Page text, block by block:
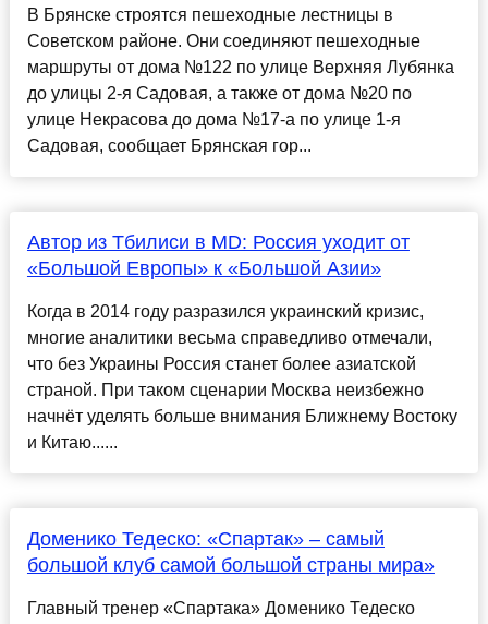
В Брянске строятся пешеходные лестницы в
Советском районе. Они соединяют пешеходные
маршруты от дома №122 по улице Верхняя Лубянка
до улицы 2-я Садовая, а также от дома №20 по
улице Некрасова до дома №17-а по улице 1-я
Садовая, сообщает Брянская гор...
Автор из Тбилиси в MD: Россия уходит от
«Большой Европы» к «Большой Азии»
Когда в 2014 году разразился украинский кризис,
многие аналитики весьма справедливо отмечали,
что без Украины Россия станет более азиатской
страной. При таком сценарии Москва неизбежно
начнёт уделять больше внимания Ближнему Востоку
и Китаю......
Доменико Тедеско: «Спартак» – самый
большой клуб самой большой страны мира»
Главный тренер «Спартака» Доменико Тедеско